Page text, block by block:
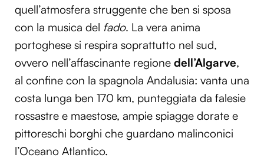
quell’atmosfera struggente che ben si sposa
con la musica del fado. La vera anima
portoghese si respira soprattutto nel sud,
ovvero nell’affascinante regione dell’Algarve,
al confine con la spagnola Andalusia: vanta una
costa lunga ben 170 km, punteggiata da falesie
rossastre e maestose, ampie spiagge dorate e
pittoreschi borghi che guardano malinconici
l’Oceano Atlantico.